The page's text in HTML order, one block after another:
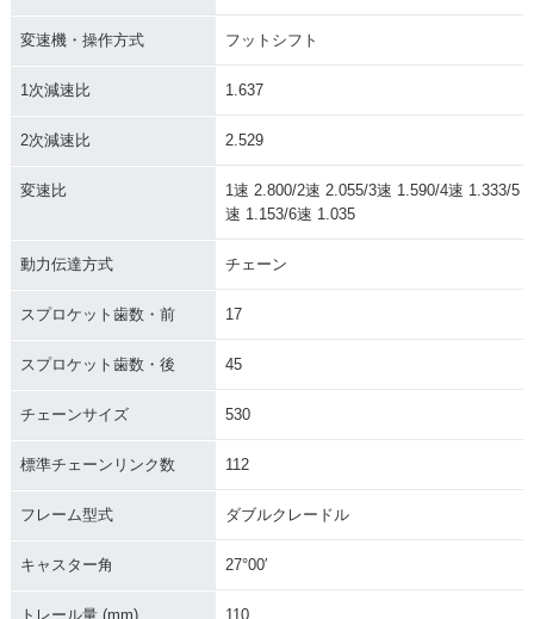
変速機・操作方式 フットシフト
1次減速比 1.637
2次減速比 2.529
変速比
1速 2.800/2速 2.055/3速 1.590/4速 1.333/5
速 1.153/6速 1.035
動力伝達方式 チェーン
スプロケット歯数・前 17
スプロケット歯数・後 45
チェーンサイズ 530
標準チェーンリンク数 112
フレーム型式 ダブルクレードル
キャスター角 27°00′
トレール量 (mm) 110